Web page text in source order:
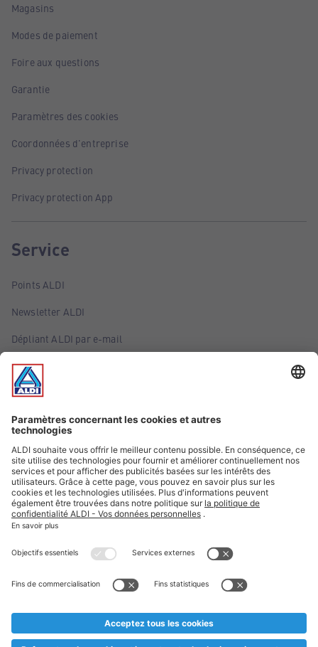
Magasins
Modes de paiement
Foire aux questions
Garantie
Paramètres des cookies
Coordonnées d'entreprise
Privacy protection
Privacy protection App
Service
Points ALDI
Newsletter ALDI
Dépliant ALDI par e-mail
Offres
Infos essentielles
Suivez ALDI Belgique
Textes marqués d'un astérisque et mentions légales
* Nous vendons ces articles temporairement et jusqu'à
au cas où, malgré le planning bien étudié, nous serions
prématurément en rupture de stock. Prix Recupel et TVA incl.
** Sur ce site, l’utilisation de la forme masculine a été adoptée